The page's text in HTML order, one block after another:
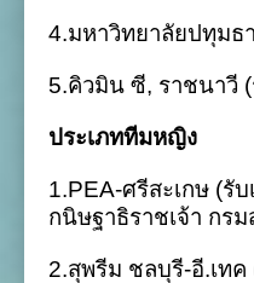
4.มหาวิทยาลัยปทุมธ
5.คิวมิน ซี, ราชนาวี (
ประเภททีมหญิง
1.PEA-ศรีสะเกษ (รั
กนิษฐาธิราชเจ้า กร
2.สุพรีม ชลบุรี-อี.เทค